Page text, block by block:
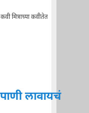
मित्राच्या कवीतेत
लावायचं